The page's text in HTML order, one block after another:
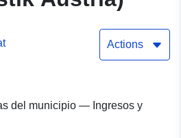
Actions
del municipio — Ingresos y